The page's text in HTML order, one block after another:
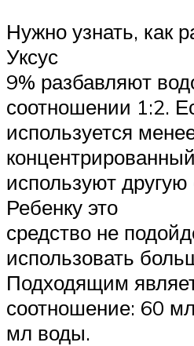
Нужно узнать, как
Уксус
9% разбавляют
соотношении 1:2.
используется
используют
Ребенку это
средство не
использовать
Подходящим
соотношение: 60
мл воды.